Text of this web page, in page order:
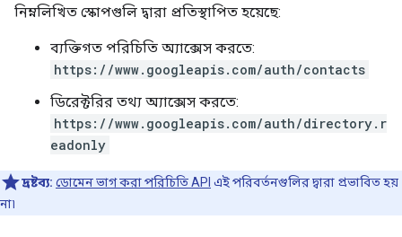
নিম্নলিখিত স্কোপগুলি দ্বারা প্রতিস্থাপিত হয়েছে:
ব্যক্তিগত পরিচিতি অ্যাক্সেস করতে:
https://www.googleapis.com/auth/contacts
ডিরেক্টরির তথ্য অ্যাক্সেস করতে:
https://www.googleapis.com/auth/directory.r
eadonly
দ্রষ্টব্য: ডোমেন ভাগ করা পরিচিতি API এই পরিবর্তনগুলির দ্বারা প্রভাবিত হয়
না৷